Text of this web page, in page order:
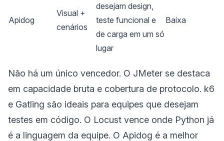
Apidog
Visual +
cenários
desejam design,
teste funcional e
de carga em um só
lugar
Baixa
Não há um único vencedor. O JMeter se destaca
em capacidade bruta e cobertura de protocolo. k6
e Gatling são ideais para equipes que desejam
testes em código. O Locust vence onde Python já
é a linguagem da equipe. O Apidog é a melhor